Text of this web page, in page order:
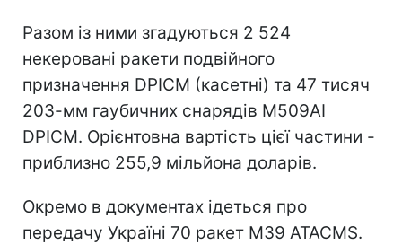
Разом із ними згадуються 2 524
некеровані ракети подвійного
призначення DPICM (касетні) та 47 тисяч
203-мм гаубичних снарядів M509AI
DPICM. Орієнтовна вартість цієї частини -
приблизно 255,9 мільйона доларів.
Окремо в документах ідеться про
передачу Україні 70 ракет M39 ATACMS.